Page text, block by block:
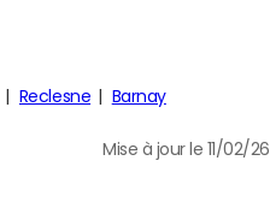
Reclesne Barnay
Mise à jour le 11/02/26